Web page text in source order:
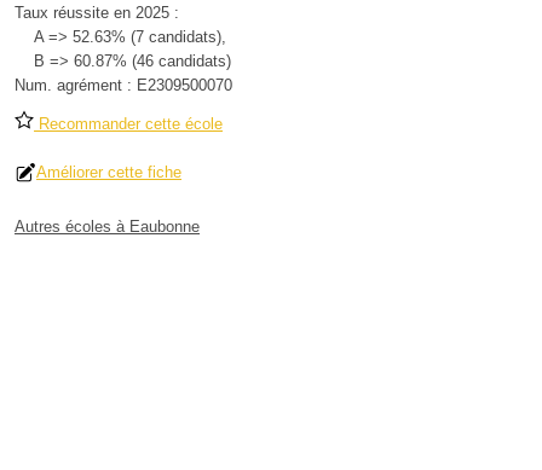
Taux réussite en 2025 :
A => 52.63% (7 candidats),
B => 60.87% (46 candidats)
Num. agrément : E2309500070
Recommander cette école
Améliorer cette fiche
Autres écoles à Eaubonne